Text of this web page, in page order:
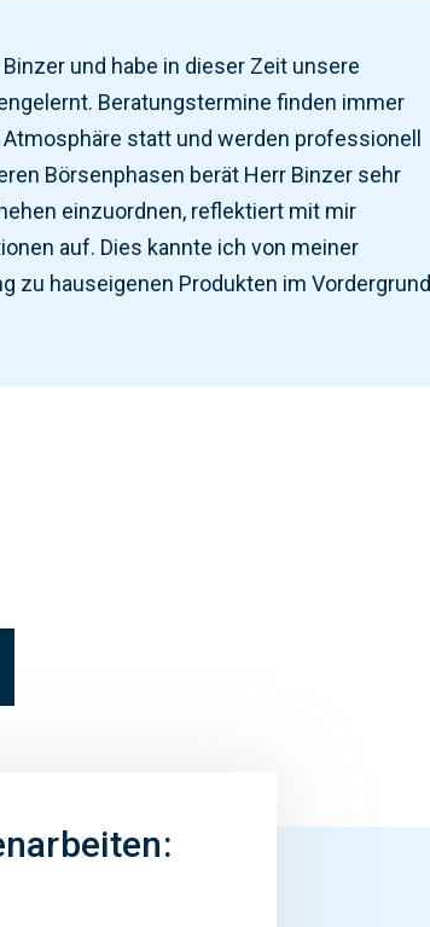
und habe in dieser Zeit unsere
Beratungstermine finden immer
statt und werden professionell
Börsenphasen berät Herr Binzer sehr
einzuordnen, reflektiert mit mir
auf. Dies kannte ich von meiner
zu hauseigenen Produkten im Vordergrund